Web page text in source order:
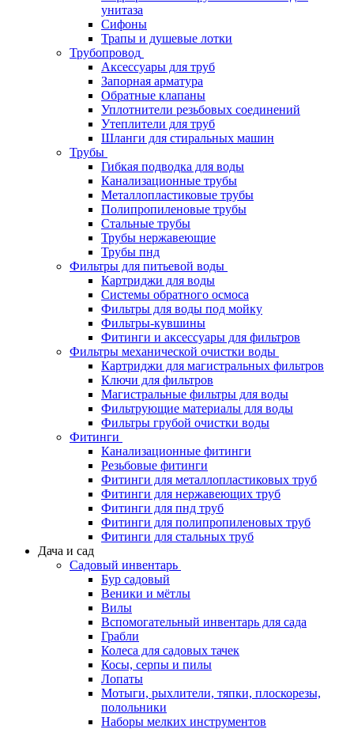
унитаза
Сифоны
Трапы и душевые лотки
Трубопровод
Аксессуары для труб
Запорная арматура
Обратные клапаны
Уплотнители резьбовых соединений
Утеплители для труб
Шланги для стиральных машин
Трубы
Гибкая подводка для воды
Канализационные трубы
Металлопластиковые трубы
Полипропиленовые трубы
Стальные трубы
Трубы нержавеющие
Трубы пнд
Фильтры для питьевой воды
Картриджи для воды
Системы обратного осмоса
Фильтры для воды под мойку
Фильтры-кувшины
Фитинги и аксессуары для фильтров
Фильтры механической очистки воды
Картриджи для магистральных фильтров
Ключи для фильтров
Магистральные фильтры для воды
Фильтрующие материалы для воды
Фильтры грубой очистки воды
Фитинги
Канализационные фитинги
Резьбовые фитинги
Фитинги для металлопластиковых труб
Фитинги для нержавеющих труб
Фитинги для пнд труб
Фитинги для полипропиленовых труб
Фитинги для стальных труб
Дача и сад
Садовый инвентарь
Бур садовый
Веники и мётлы
Вилы
Вспомогательный инвентарь для сада
Грабли
Колеса для садовых тачек
Косы, серпы и пилы
Лопаты
Мотыги, рыхлители, тяпки, плоскорезы,
полольники
Наборы мелких инструментов